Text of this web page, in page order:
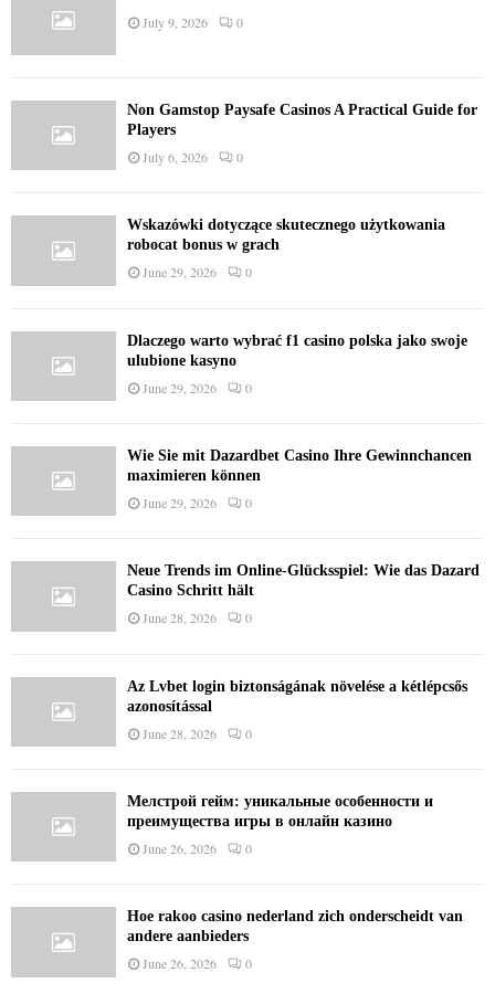
July 9, 2026 0
Non Gamstop Paysafe Casinos A Practical Guide for
Players
July 6, 2026 0
Wskazówki dotyczące skutecznego użytkowania
robocat bonus w grach
June 29, 2026 0
Dlaczego warto wybrać f1 casino polska jako swoje
ulubione kasyno
June 29, 2026 0
Wie Sie mit Dazardbet Casino Ihre Gewinnchancen
maximieren können
June 29, 2026 0
Neue Trends im Online-Glücksspiel: Wie das Dazard
Casino Schritt hält
June 28, 2026 0
Az Lvbet login biztonságának növelése a kétlépcsős
azonosítással
June 28, 2026 0
Мелстрой гейм: уникальные особенности и
преимущества игры в онлайн казино
June 26, 2026 0
Hoe rakoo casino nederland zich onderscheidt van
andere aanbieders
June 26, 2026 0